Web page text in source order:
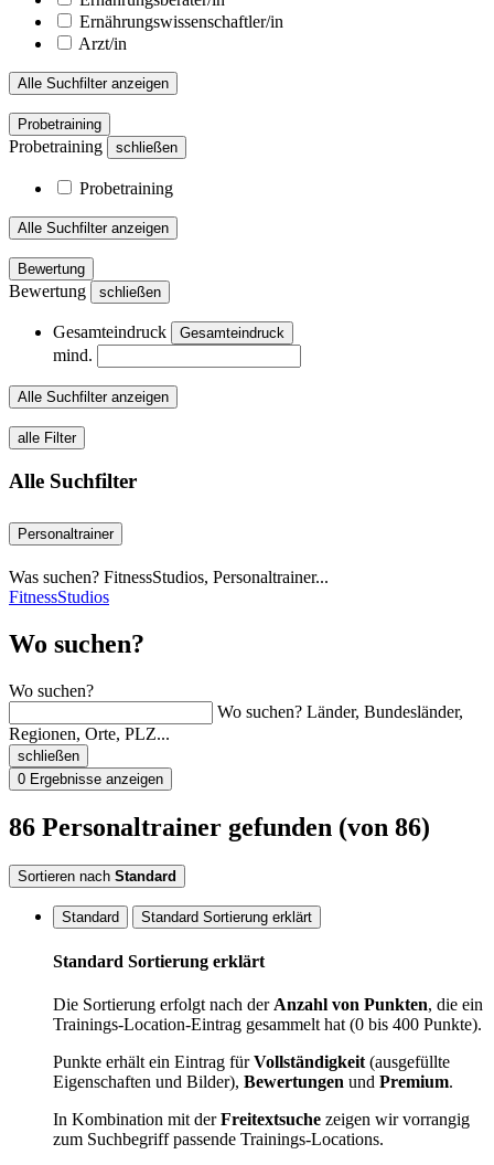
Ernährungswissenschaftler/in
Arzt/in
Alle Suchfilter anzeigen
Probetraining
Probetraining schließen
Probetraining
Alle Suchfilter anzeigen
Bewertung
Bewertung schließen
Gesamteindruck Gesamteindruck
mind.
Alle Suchfilter anzeigen
alle Filter
Alle Suchfilter
Personaltrainer
Was suchen? FitnessStudios, Personaltrainer...
FitnessStudios
Wo suchen?
Wo suchen?
Wo suchen? Länder, Bundesländer,
Regionen, Orte, PLZ...
schließen
0 Ergebnisse anzeigen
86 Personaltrainer gefunden (von 86)
Sortieren nach Standard
Standard Standard Sortierung erklärt
Standard Sortierung erklärt
Die Sortierung erfolgt nach der Anzahl von Punkten, die ein
Trainings-Location-Eintrag gesammelt hat (0 bis 400 Punkte).
Punkte erhält ein Eintrag fürVollständigkeit (ausgefüllte
Eigenschaften und Bilder), Bewertungen und Premium.
In Kombination mit derFreitextsuche zeigen wir vorrangig
zum Suchbegriff passende Trainings-Locations.